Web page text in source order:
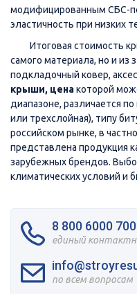
модифицированным СБС-
эластичность при низких
Итоговая стоимость
самого материала, но и из
подкладочный ковер,
крыши, ценакоторой
диапазоне, различается
или трехслойная), типу
российском рынке, в
представлена продукция
зарубежных брендов.
климатических условий и
8 800 6000 700
единый
по всем вопросам